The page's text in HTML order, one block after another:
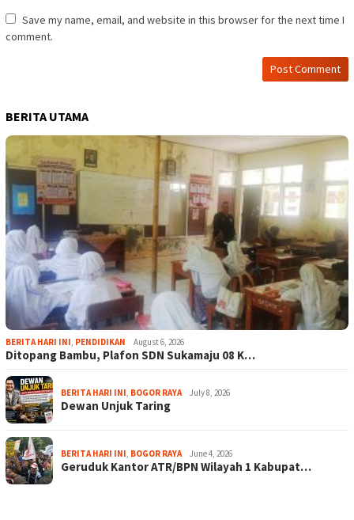
Save my name, email, and website in this browser for the next time I
comment.
BERITA UTAMA
BERITA HARI INI PENDIDIKAN August 6, 2026
Ditopang Bambu, Plafon SDN Sukamaju 08 K…
BERITA HARI INI BOGOR RAYA July 8, 2026
Dewan Unjuk Taring
BERITA HARI INI BOGOR RAYA June 4, 2026
Geruduk Kantor ATR/BPN Wilayah 1 Kabupat…